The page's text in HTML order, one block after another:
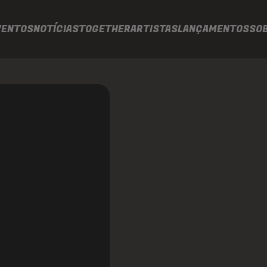
NOTÍCIASTOGETHERARTISTASLANÇAMENTOS